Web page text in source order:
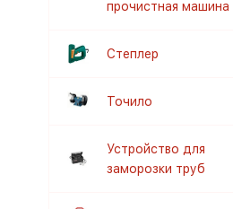
прочистная машина
Степлер
Точило
Устройство для
заморозки труб